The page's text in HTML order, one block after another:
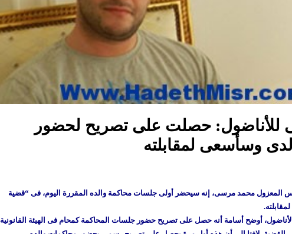
حصلت على تصريح لحضور
وسأسعى لمقابلته
المعزول محمد مرسى، إنه سيحضر أولى جلسات محاكمة والده المقررة اليوم، فى “قضية
أوضح أسامة أنه حصل على تصريح حضور جلسات المحاكمة كمحام فى الهيئة القانونية